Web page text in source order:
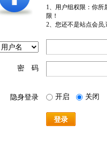
1、用户组权限：你所
限！
2、您还不是站点会员
密 码
隐身登录 开启 关闭
登录